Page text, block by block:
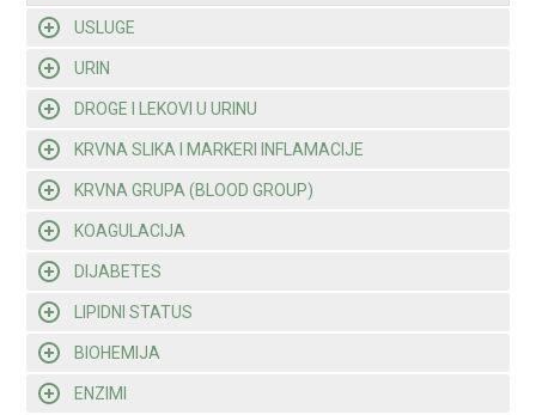
USLUGE
URIN
DROGE I LEKOVI U URINU
KRVNA SLIKA I MARKERI INFLAMACIJE
KRVNA GRUPA (BLOOD GROUP)
KOAGULACIJA
DIJABETES
LIPIDNI STATUS
BIOHEMIJA
ENZIMI